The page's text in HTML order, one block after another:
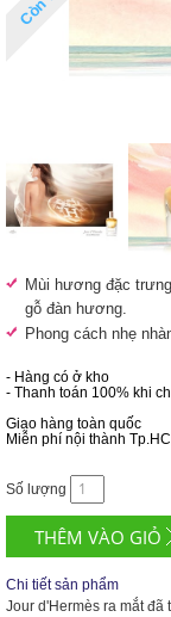
Mùi hương đặc
gỗ đàn hương.
Phong cách nhẹ
- Hàng có ở kho
- Thanh toán 100% khi
Giao hàng toàn quốc
Miễn phí nội thành
Số lượng
Chi tiết sản phẩm
Jour d'Hermès ra mắt đã